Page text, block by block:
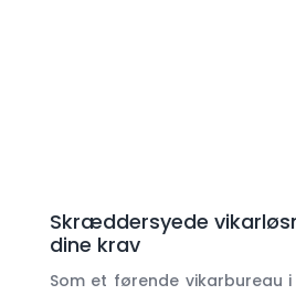
Skræddersyede
dine krav
Som et førende vikarbureau